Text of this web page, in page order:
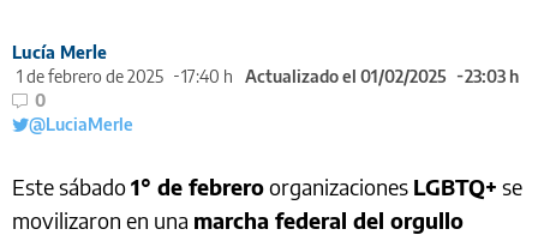
Lucía Merle
1 de febrero de 2025
17:40 h Actualizado el 01/02/2025
23:03 h
0
@LuciaMerle
Este sábado1° de febreroorganizaciones LGBTQ+ se
movilizaron en una marcha federal del orgullo